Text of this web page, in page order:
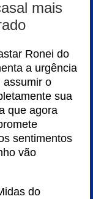
mais
Ronei do
a urgência
assumir o
sua
que agora
sentimentos
vão
do